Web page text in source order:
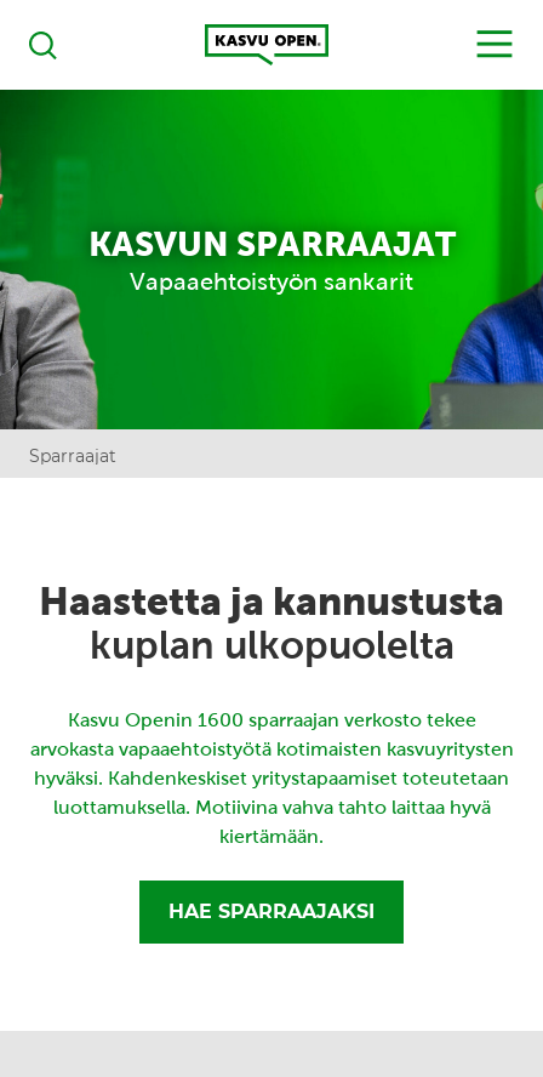
Haku
Kasvu Open
MENU
KASVUN SPARRAAJAT
Vapaaehtoistyön sankarit
Sparraajat
Haastetta ja kannustusta
kuplan ulkopuolelta
Kasvu Openin 1600 sparraajan verkosto tekee
arvokasta vapaaehtoistyötä kotimaisten kasvuyritysten
hyväksi. Kahdenkeskiset yritystapaamiset toteutetaan
luottamuksella. Motiivina vahva tahto laittaa hyvä
kiertämään.
HAE SPARRAAJAKSI